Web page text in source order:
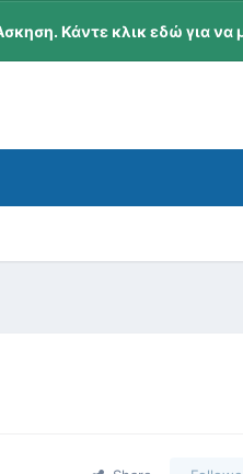
Κάντε κλικ εδώ για να